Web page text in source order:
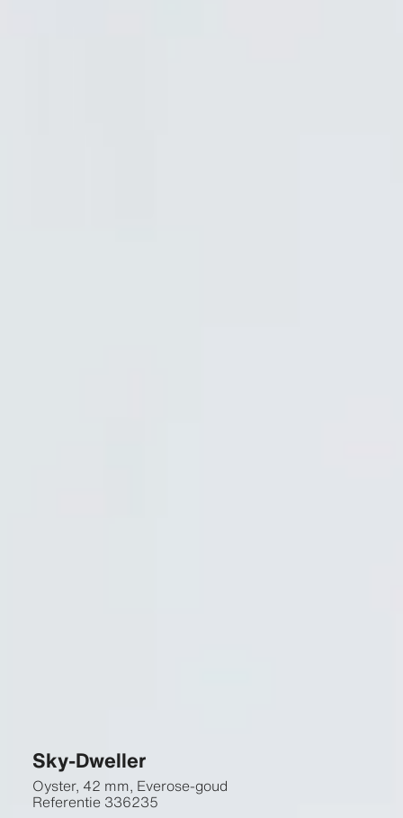
Sky-Dweller
Oyster, 42 mm, Everose-goud
Referentie 336235